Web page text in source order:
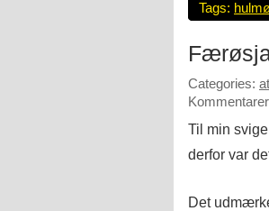
Tags:
Categories:
Til min
derfor var
Det